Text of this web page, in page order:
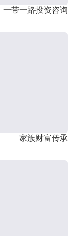
一带一路投资咨询
家族财富传承